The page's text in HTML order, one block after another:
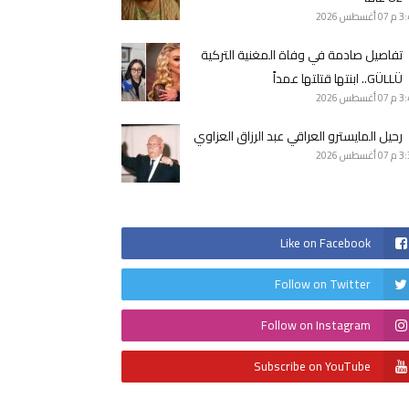
م 07 أغسطس 2026
تفاصيل صادمة في وفاة المغنية التركية
GÜLLÜ.. ابنتها قتلتها عمداً
م 07 أغسطس 2026
رحيل المايسترو العراقي عبد الرزاق العزاوي
م 07 أغسطس 2026
Like on Facebook
Follow on Twitter
Follow on Instagram
Subscribe on YouTube